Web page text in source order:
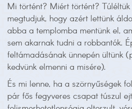
Mi történt? Miért történt?
megtudjuk, hogy azért lettünk
abba a templomba mentünk el,
sem akarnak tudni a robbantók.
feltámadásának ünnepén ültünk
kedvünk elmenni a misére).
És mi lenne, ha a szörnyűségek
pár fős fegyveres csapat túszul